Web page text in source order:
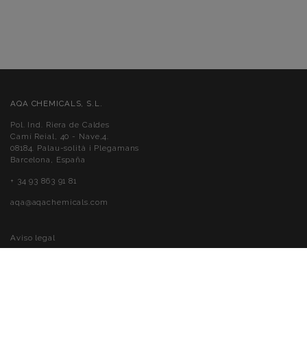
AQA CHEMICALS, S.L.
Pol. Ind. Riera de Caldes
Camí Reial, 40 - Nave,4.
08184. Palau-solità i Plegamans
Barcelona, España
+ 34 93 863 91 81
aqa@aqachemicals.com
Aviso legal